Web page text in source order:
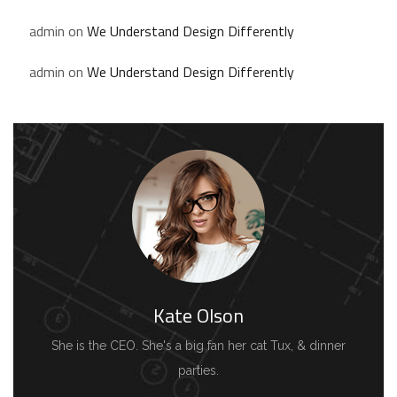
admin on We Understand Design Differently
admin on We Understand Design Differently
Kate Olson
She is the CEO. She's a big fan her cat Tux, & dinner
parties.